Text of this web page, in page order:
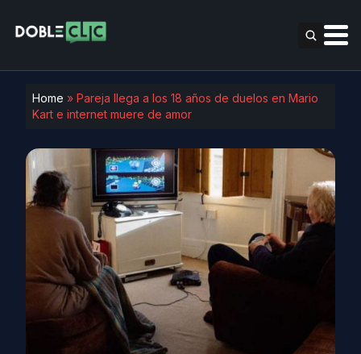
Home » Pareja llega a los 18 años de duelos en Mario
Kart e internet muere de amor